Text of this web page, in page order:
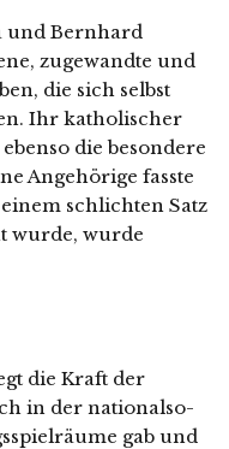
und Bernhard
zuge­wand­te und
die sich selbst
Ihr katho­li­scher
die beson­de­re
Angehörige fass­te
schlich­ten Satz
wur­de, wur­de
die Kraft der
in der natio­nal­so­
gab und